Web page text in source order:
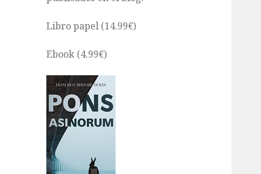
Libro papel (14.99€)
Ebook (4.99€)